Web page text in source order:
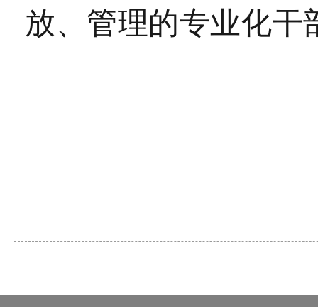
放、管理的专业化干